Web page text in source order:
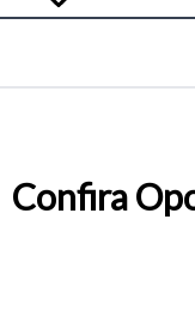
Confira